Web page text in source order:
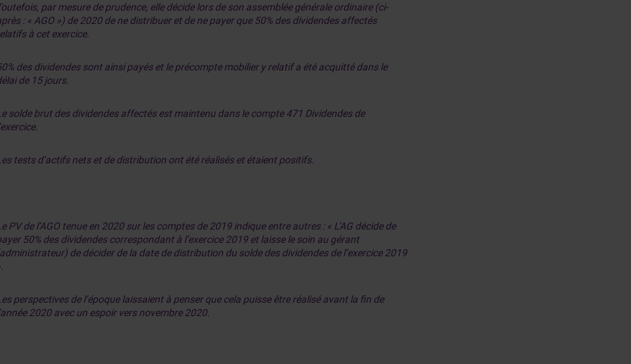
par mesure de prudence, elle décide lors de son assemblée générale ordinaire (ci-
: « AGO ») de 2020 de ne distribuer et de ne payer que 50% des dividendes affectés
à cet exercice.
des dividendes sont ainsi payés et le précompte mobilier y relatif a été acquitté dans le
de 15 jours.
solde brut des dividendes affectés est maintenu dans le compte 471 Dividendes de
tests d’actifs nets et de distribution ont été réalisés et étaient positifs.
PV de l’AGO tenue en 2020 sur les comptes de 2019 indique entre autres : « L’AG décide de
50% des dividendes correspondant à l’exercice 2019 et laisse le soin au gérant
de décider de la date de distribution du solde des dividendes de l’exercice 2019
perspectives de l’époque laissaient à penser que cela puisse être réalisé avant la fin de
2020 avec un espoir vers novembre 2020.